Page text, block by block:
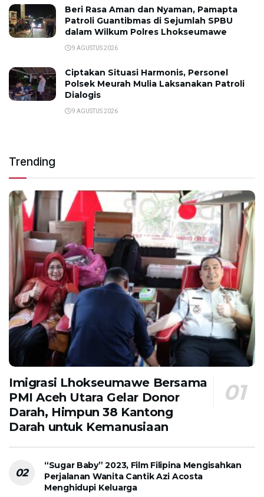
Beri Rasa Aman dan Nyaman, Pamapta
Patroli Guantibmas di Sejumlah SPBU
dalam Wilkum Polres Lhokseumawe
9 AGUSTUS 2026
Ciptakan Situasi Harmonis, Personel
Polsek Meurah Mulia Laksanakan Patroli
Dialogis
9 AGUSTUS 2026
Trending
Imigrasi Lhokseumawe Bersama
PMI Aceh Utara Gelar Donor
Darah, Himpun 38 Kantong
Darah untuk Kemanusiaan
“Sugar Baby” 2023, Film Filipina Mengisahkan
Perjalanan Wanita Cantik Azi Acosta
Menghidupi Keluarga